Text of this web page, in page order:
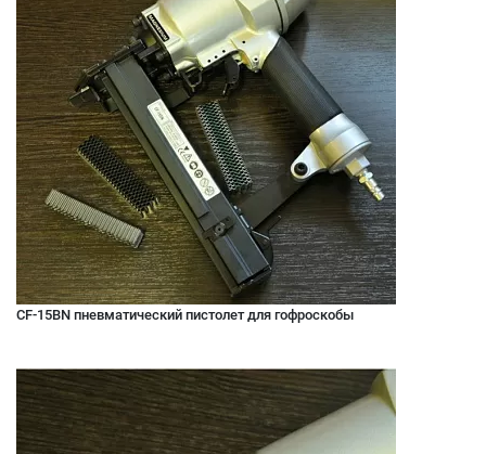
CF-15BN пневматический пистолет для гофроскобы